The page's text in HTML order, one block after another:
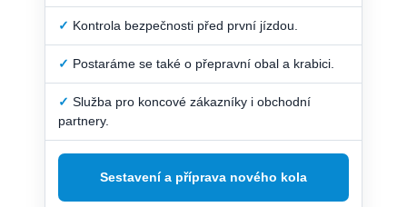
✓ Kontrola bezpečnosti před první jízdou.
✓ Postaráme se také o přepravní obal a krabici.
✓ Služba pro koncové zákazníky i obchodní
partnery.
Sestavení a příprava nového kola